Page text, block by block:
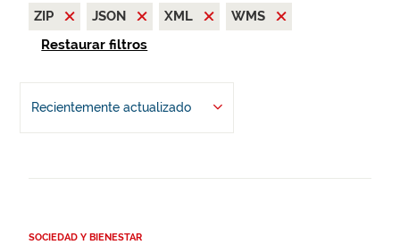
ZIP
JSON XML
WMS
Restaurar filtros
Recientemente actualizado
SOCIEDAD Y BIENESTAR